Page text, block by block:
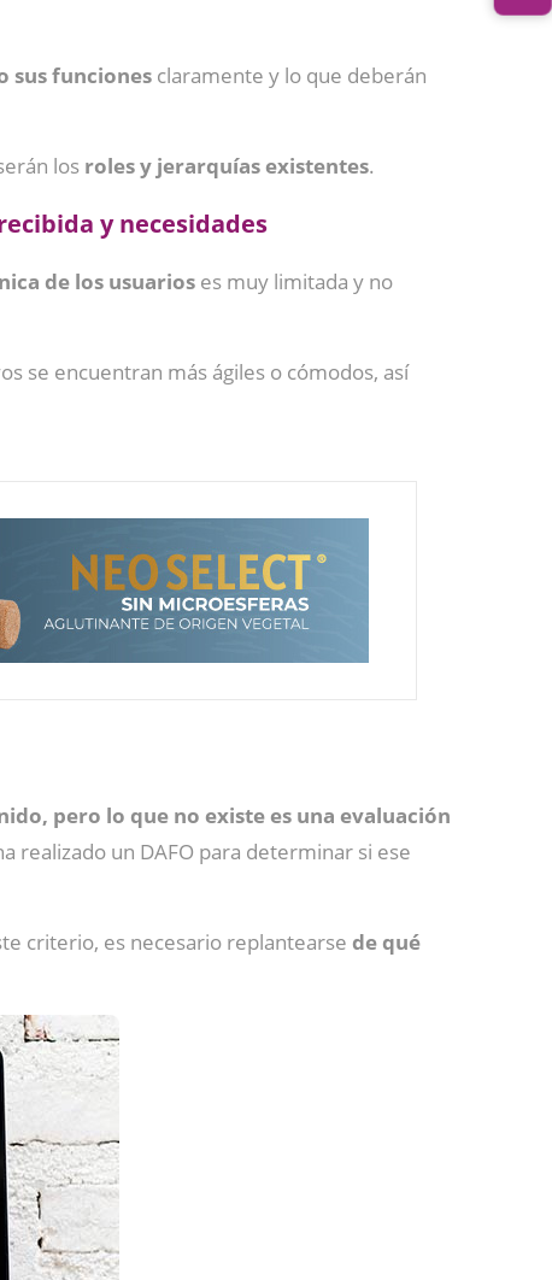
sus funciones claramente y lo que deberán
los roles y jerarquías existentes.
y necesidades
de los usuarios es muy limitada y no
se encuentran más ágiles o cómodos, así
pero lo que no existe es una evaluación
realizado un DAFO para determinar si ese
criterio, es necesario replantearse de qué